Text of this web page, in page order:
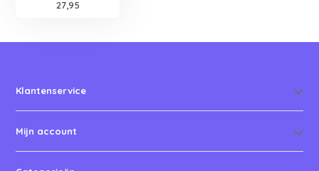
27,95
Klantenservice
Mijn account